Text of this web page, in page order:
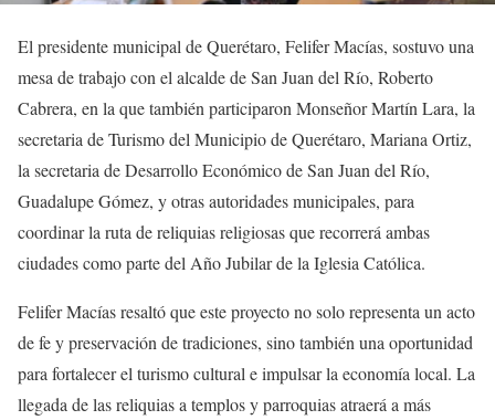
El presidente municipal de Querétaro, Felifer Macías, sostuvo una
mesa de trabajo con el alcalde de San Juan del Río, Roberto
Cabrera, en la que también participaron Monseñor Martín Lara, la
secretaria de Turismo del Municipio de Querétaro, Mariana Ortiz,
la secretaria de Desarrollo Económico de San Juan del Río,
Guadalupe Gómez, y otras autoridades municipales, para
coordinar la ruta de reliquias religiosas que recorrerá ambas
ciudades como parte del Año Jubilar de la Iglesia Católica.
Felifer Macías resaltó que este proyecto no solo representa un acto
de fe y preservación de tradiciones, sino también una oportunidad
para fortalecer el turismo cultural e impulsar la economía local. La
llegada de las reliquias a templos y parroquias atraerá a más